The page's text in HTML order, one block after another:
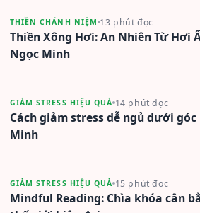
THIỀN CHÁNH NIỆM 13 phút đọc
Thiền Xông Hơi: An Nhiên Từ Hơi
Ngọc Minh
GIẢM STRESS HIỆU QUẢ 14 phút đọc
Cách giảm stress dễ ngủ dưới
Minh
GIẢM STRESS HIỆU QUẢ 15 phút đọc
Mindful Reading: Chìa khóa cân